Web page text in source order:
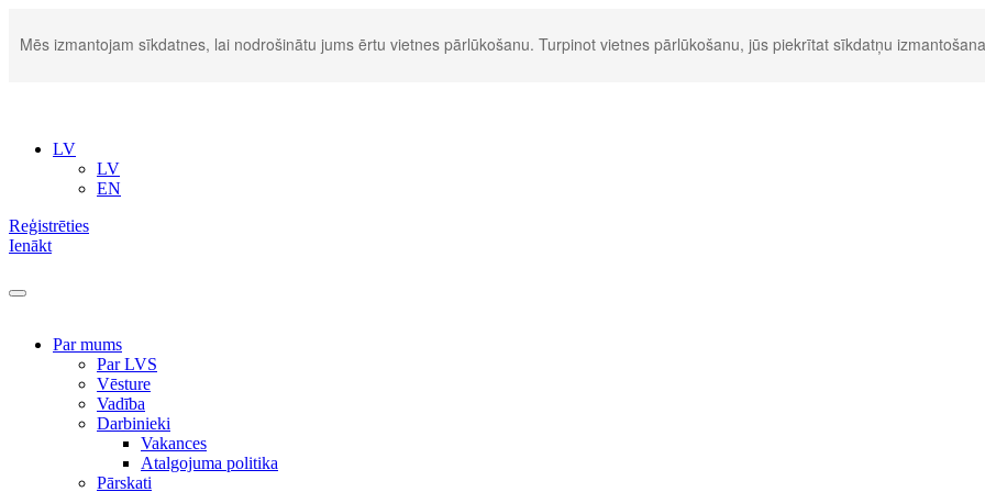
Mēs izmantojam sīkdatnes, lai nodrošinātu jums ērtu vietnes pārlūkošanu. Turpinot vietnes pārlūkošanu, jūs piekrītat sīkdatņu
LV
LV
EN
Reģistrēties
Ienākt
Par mums
Par LVS
Vēsture
Vadība
Darbinieki
Vakances
Atalgojuma politika
Pārskati